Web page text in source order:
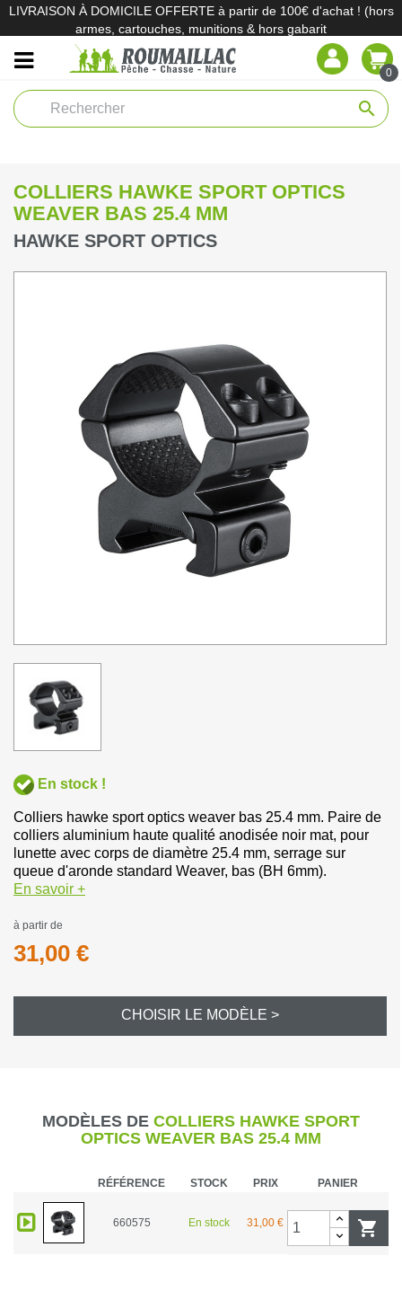
LIVRAISON À DOMICILE OFFERTE à partir de 100€ d'achat ! (hors
armes, cartouches, munitions & hors gabarit
0
search
COLLIERS HAWKE SPORT OPTICS
WEAVER BAS 25.4 MM
HAWKE SPORT OPTICS
En stock !
Colliers hawke sport optics weaver bas 25.4 mm. Paire de
colliers aluminium haute qualité anodisée noir mat, pour
lunette avec corps de diamètre 25.4 mm, serrage sur
queue d'aronde standard Weaver, bas (BH 6mm).
En savoir +
à partir de
31,00 €
CHOISIR LE MODÈLE >
MODÈLES DE COLLIERS HAWKE SPORT
OPTICS WEAVER BAS 25.4 MM
RÉFÉRENCE STOCK PRIX PANIER
660575 En stock 31,00 € 